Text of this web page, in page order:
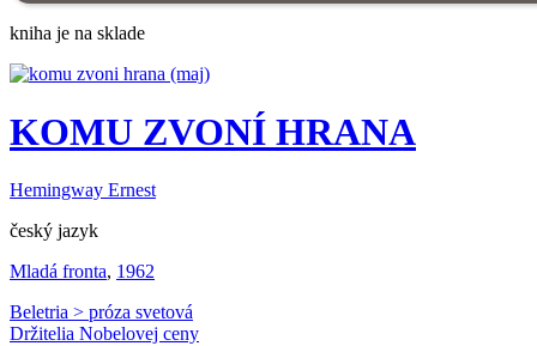
kniha je na sklade
KOMU ZVONÍ HRANA
Hemingway Ernest
český jazyk
Mladá fronta, 1962
Beletria > próza svetová
Držitelia Nobelovej ceny